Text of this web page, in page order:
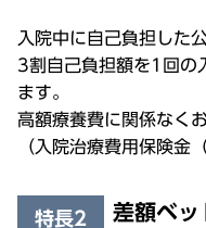
入院中に自己負担した
3割自己負担額を1回の
ます。
高額療養費に関係なく
（入院治療費用保険金
特長2 差額ベ